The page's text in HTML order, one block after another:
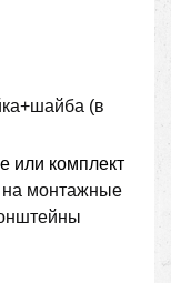
(в
или комплект
на монтажные